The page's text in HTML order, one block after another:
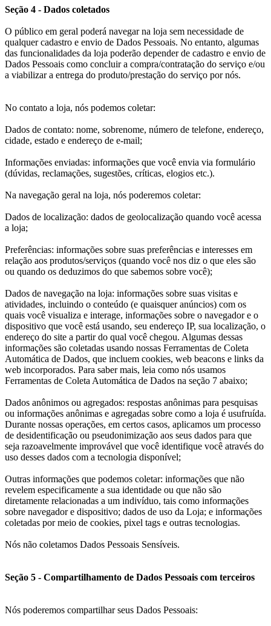
Seção 4 - Dados coletados
O público em geral poderá navegar na loja sem necessidade de
qualquer cadastro e envio de Dados Pessoais. No entanto, algumas
das funcionalidades da loja poderão depender de cadastro e envio de
Dados Pessoais como concluir a compra/contratação do serviço e/ou
a viabilizar a entrega do produto/prestação do serviço por nós.
No contato a loja, nós podemos coletar:
Dados de contato: nome, sobrenome, número de telefone, endereço,
cidade, estado e endereço de e-mail;
Informações enviadas: informações que você envia via formulário
(dúvidas, reclamações, sugestões, críticas, elogios etc.).
Na navegação geral na loja, nós poderemos coletar:
Dados de localização: dados de geolocalização quando você acessa
a loja;
Preferências: informações sobre suas preferências e interesses em
relação aos produtos/serviços (quando você nos diz o que eles são
ou quando os deduzimos do que sabemos sobre você);
Dados de navegação na loja: informações sobre suas visitas e
atividades, incluindo o conteúdo (e quaisquer anúncios) com os
quais você visualiza e interage, informações sobre o navegador e o
dispositivo que você está usando, seu endereço IP, sua localização, o
endereço do site a partir do qual você chegou. Algumas dessas
informações são coletadas usando nossas Ferramentas de Coleta
Automática de Dados, que incluem cookies, web beacons e links da
web incorporados. Para saber mais, leia como nós usamos
Ferramentas de Coleta Automática de Dados na seção 7 abaixo;
Dados anônimos ou agregados: respostas anônimas para pesquisas
ou informações anônimas e agregadas sobre como a loja é usufruída.
Durante nossas operações, em certos casos, aplicamos um processo
de desidentificação ou pseudonimização aos seus dados para que
seja razoavelmente improvável que você identifique você através do
uso desses dados com a tecnologia disponível;
Outras informações que podemos coletar: informações que não
revelem especificamente a sua identidade ou que não são
diretamente relacionadas a um indivíduo, tais como informações
sobre navegador e dispositivo; dados de uso da Loja; e informações
coletadas por meio de cookies, pixel tags e outras tecnologias.
Nós não coletamos Dados Pessoais Sensíveis.
Seção 5 - Compartilhamento de Dados Pessoais com terceiros
Nós poderemos compartilhar seus Dados Pessoais: